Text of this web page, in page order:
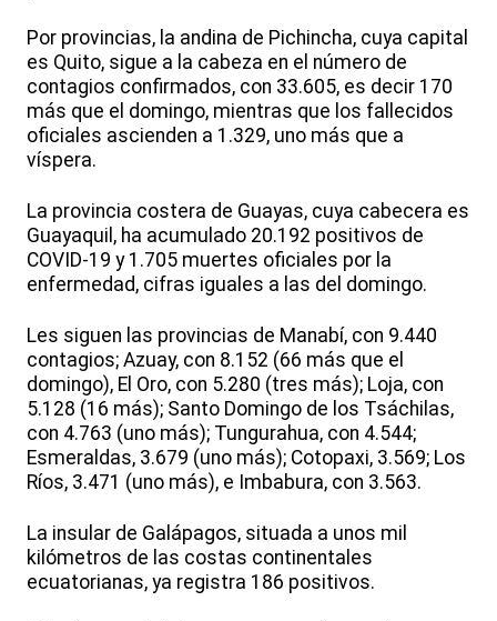
Por provincias, la andina de Pichincha, cuya capital
es Quito, sigue a la cabeza en el número de
contagios confirmados, con 33.605, es decir 170
más que el domingo, mientras que los fallecidos
oficiales ascienden a 1.329, uno más que a
víspera.
La provincia costera de Guayas, cuya cabecera es
Guayaquil, ha acumulado 20.192 positivos de
COVID-19 y 1.705 muertes oficiales por la
enfermedad, cifras iguales a las del domingo.
Les siguen las provincias de Manabí, con 9.440
contagios; Azuay, con 8.152 (66 más que el
domingo), El Oro, con 5.280 (tres más); Loja, con
5.128 (16 más); Santo Domingo de los Tsáchilas,
con 4.763 (uno más); Tungurahua, con 4.544;
Esmeraldas, 3.679 (uno más); Cotopaxi, 3.569; Los
Ríos, 3.471 (uno más), e Imbabura, con 3.563.
La insular de Galápagos, situada a unos mil
kilómetros de las costas continentales
ecuatorianas, ya registra 186 positivos.